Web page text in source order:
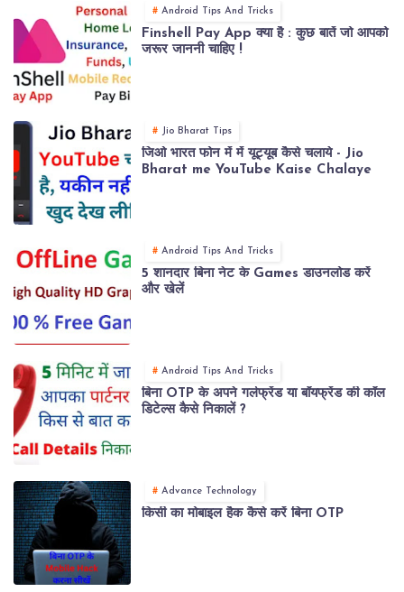
Android Tips And Tricks
Finshell Pay App क्या है : कुछ बातें जो आपको
जरूर जाननी चाहिए !
Jio Bharat Tips
जिओ भारत फोन में में यूट्यूब कैसे चलाये - Jio
Bharat me YouTube Kaise Chalaye
Android Tips And Tricks
5 शानदार बिना नेट के Games डाउनलोड करें
और खेलें
Android Tips And Tricks
बिना OTP के अपने गर्लफ्रेंड या बॉयफ्रेंड की कॉल
डिटेल्स कैसे निकालें ?
Advance Technology
किसी का मोबाइल हैक कैसे करें बिना OTP